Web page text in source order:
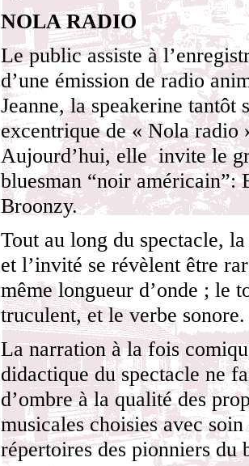
NOLA RADIO
Le public assiste à
d’une émission de radio
Jeanne, la speakerine tantôt
excentrique de « Nola radio
Aujourd’hui, elle invite le
bluesman “noir américain”:
Broonzy.
Tout au long du spectacle,
et l’invité se révèlent être
même longueur d’onde ; le
truculent, et le verbe sonore.
La narration à la fois
didactique du spectacle ne
d’ombre à la qualité des
musicales choisies avec soin
répertoires des pionniers du